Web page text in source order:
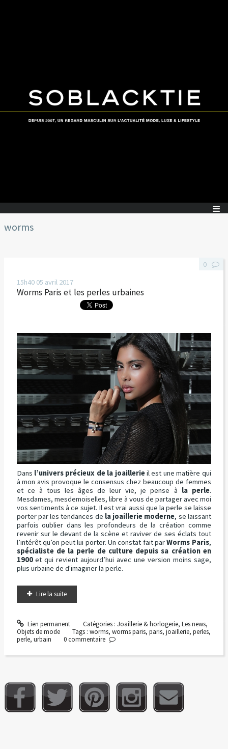
worms
15h40 05 avril 2017
Worms Paris et les perles urbaines
Dans l’univers précieux de la joaillerieil est une matière qui
à mon avis provoque le consensus chez beaucoup de femmes
et ce à tous les âges de leur vie, je pense à la perle.
Mesdames, mesdemoiselles, libre à vous de partager avec moi
vos sentiments à ce sujet. Il est vrai aussi que la perle se laisse
porter par les tendances de la joaillerie moderne, se laissant
parfois oublier dans les profondeurs de la création comme
revenir sur le devant de la scène et raviver de ses éclats tout
l’intérêt qu’on peut lui porter. Un constat fait parWorms Paris,
spécialiste de la perle de culture depuis sa création en
1900et qui revient aujourd’hui avec une version moins sage,
plus urbaine de d'imaginer la perle.
Lire la suite
Lien permanent Catégories : Joaillerie & horlogerie, Les news,
Objets de mode
Tags :worms,worms paris,paris,joaillerie,perles,
perle, urbain
0
0commentaire